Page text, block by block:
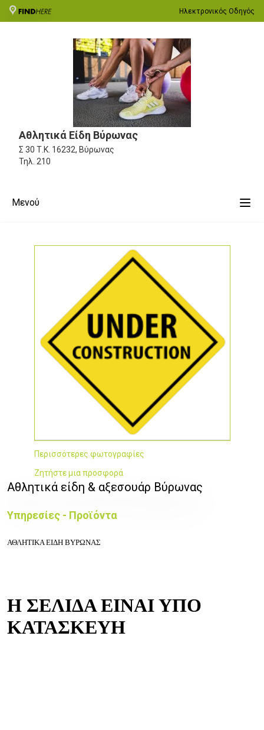
Ηλεκτρονικός Οδηγός
Αθλητικά Είδη Βύρωνας
Σ 30 Τ.Κ. 16232, Βύρωνας
Τηλ. 210
Μενού
Περισσότερες φωτογραφίες
Ζητήστε μια προσφορά
Αθλητικά είδη & αξεσουάρ Βύρωνας
Υπηρεσίες - Προϊόντα
ΑΘΛΗΤΙΚΑ ΕΙΔΗ ΒΥΡΩΝΑΣ
Η ΣΕΛΙΔΑ ΕΙΝΑΙ ΥΠΟ
ΚΑΤΑΣΚΕΥΗ